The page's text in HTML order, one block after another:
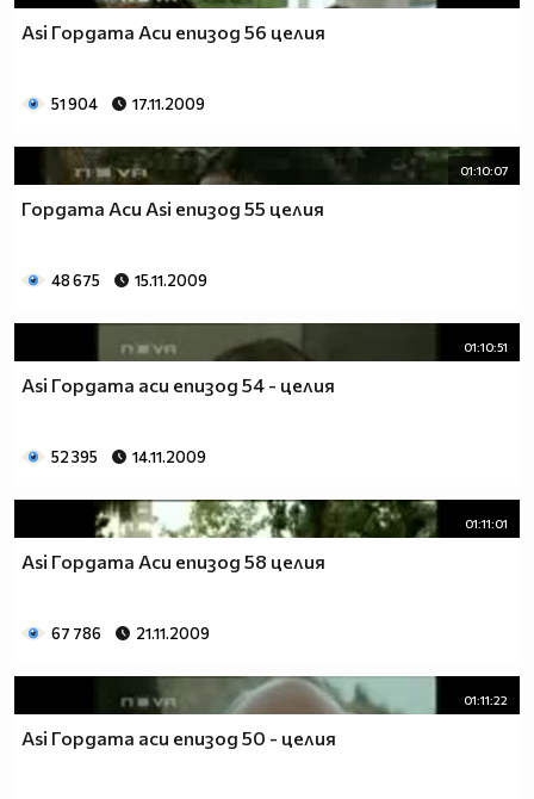
Asi Гордата Аси епизод 56 целия
51 904 17.11.2009
01:10:07
Гордата Аси Asi епизод 55 целия
48 675 15.11.2009
01:10:51
Asi Гордата аси епизод 54 - целия
52 395 14.11.2009
01:11:01
Asi Гордата Аси епизод 58 целия
67 786 21.11.2009
01:11:22
Asi Гордата аси епизод 50 - целия